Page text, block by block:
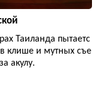
Таиланда пытаетс
клише и мутных съе
акулу.